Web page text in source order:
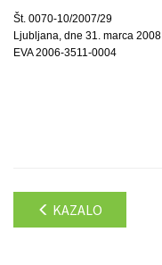
Št. 0070-10/2007/29
Ljubljana, dne 31. marca 2008
EVA 2006-3511-0004
KAZALO